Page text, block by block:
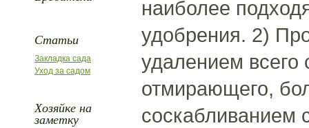
Статьи
Закладка сада
Уход за садом
Хозяйке на
заметку
наиболее
удобрения. 2)
удалением всего
отмирающего,
соскабливанием